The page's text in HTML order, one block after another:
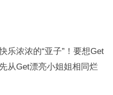
乐浓浓的“亚子”！要想Get
从Get漂亮小姐姐相同烂